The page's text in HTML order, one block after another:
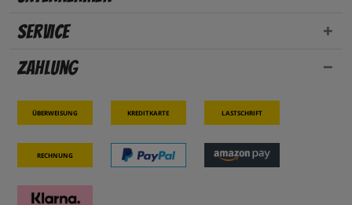
Service
Zahlung
Überweisung Kreditkarte Lastschrift
Rechnung